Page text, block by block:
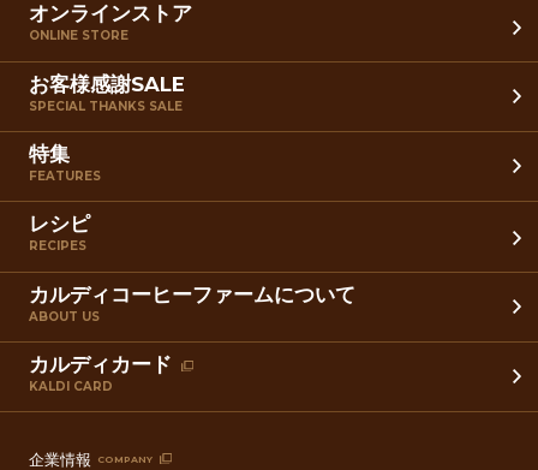
オンラインストア
ONLINE STORE
お客様感謝SALE
SPECIAL THANKS SALE
特集
FEATURES
レシピ
RECIPES
カルディコーヒーファームについて
ABOUT US
カルディカード
KALDI CARD
企業情報 COMPANY